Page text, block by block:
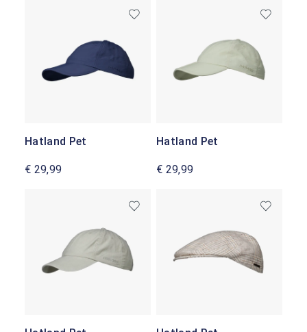
Hatland Pet
€ 29,99
Hatland Pet
€ 29,99